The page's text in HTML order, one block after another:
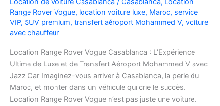
Location de voiture Casablanca / Casablanca, Location
Range Rover Vogue, location voiture luxe, Maroc, service
VIP, SUV premium, transfert aéroport Mohammed V, voiture
avec chauffeur
Location Range Rover Vogue Casablanca : L’Expérience
Ultime de Luxe et de Transfert Aéroport Mohammed V avec
Jazz Car Imaginez-vous arriver à Casablanca, la perle du
Maroc, et monter dans un véhicule qui crie le succès.
Location Range Rover Vogue n’est pas juste une voiture.